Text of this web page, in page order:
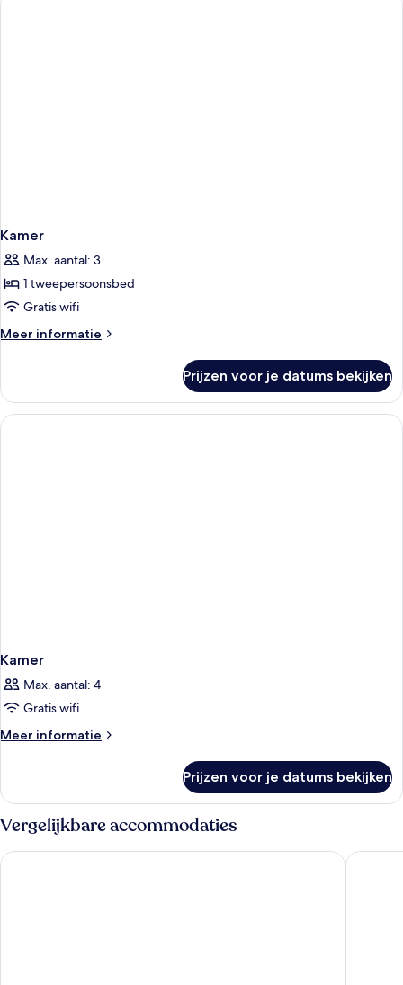
Kamer
Max. aantal: 3
1 tweepersoonsbed
Gratis wifi
Meer informatie
Meer
Prijzen voor je datums bekijken
Kamer
Max. aantal: 4
Gratis wifi
Meer informatie
Meer
Prijzen voor je datums bekijken
Vergelijkbare accommodaties
IW Hotel Holiday